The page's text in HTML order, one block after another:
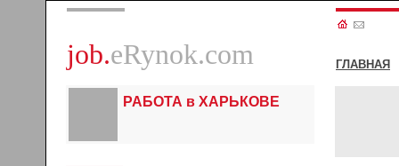
job.eRynok.com ГЛАВНАЯ
РАБОТА в ХАРЬКОВЕ